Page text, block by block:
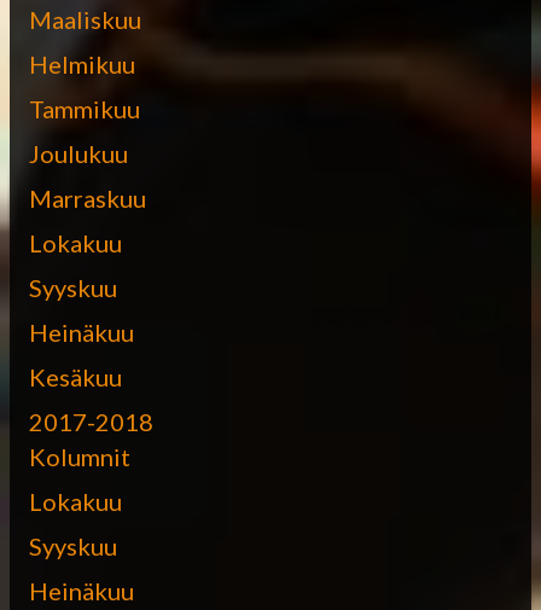
Maaliskuu
Helmikuu
Tammikuu
Joulukuu
Marraskuu
Lokakuu
Syyskuu
Heinäkuu
Kesäkuu
2017-2018
Kolumnit
Lokakuu
Syyskuu
Heinäkuu